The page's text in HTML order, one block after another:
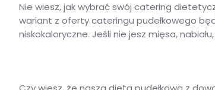
Nie wiesz, jak wybrać swój catering
wariant z oferty cateringu pudełkowego
niskokaloryczne. Jeśli nie jesz mięsa,